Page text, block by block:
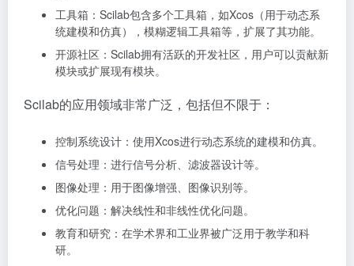
工具箱：Scilab包含多个工具箱，如Xcos（用于动态系
统建模和仿真），模糊逻辑工具箱等，扩展了其功能。
开源社区：Scilab拥有活跃的开发社区，用户可以贡献新
模块或扩展现有模块。
Scilab的应用领域非常广泛，包括但不限于：
控制系统设计：使用Xcos进行动态系统的建模和仿真。
信号处理：进行信号分析、滤波器设计等。
图像处理：用于图像增强、图像识别等。
优化问题：解决线性和非线性优化问题。
教育和研究：在学术界和工业界被广泛用于教学和科
研。